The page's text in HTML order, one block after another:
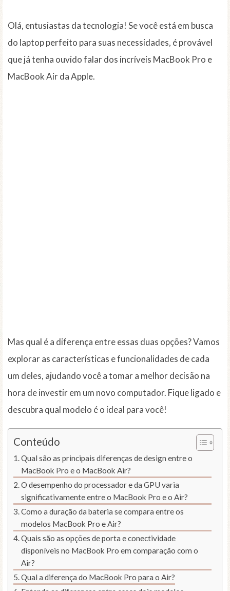
Olá, entusiastas da tecnologia! Se você está em busca
do laptop perfeito para suas necessidades, é provável
que já tenha ouvido falar dos incríveis MacBook Pro e
MacBook Air da Apple.
Mas qual é a diferença entre essas duas opções? Vamos
explorar as características e funcionalidades de cada
um deles, ajudando você a tomar a melhor decisão na
hora de investir em um novo computador. Fique ligado e
descubra qual modelo é o ideal para você!
Conteúdo
Qual são as principais diferenças de design entre o
MacBook Pro e o MacBook Air?
O desempenho do processador e da GPU varia
significativamente entre o MacBook Pro e o Air?
Como a duração da bateria se compara entre os
modelos MacBook Pro e Air?
Quais são as opções de porta e conectividade
disponíveis no MacBook Pro em comparação com o
Air?
Qual a diferença do MacBook Pro para o Air?